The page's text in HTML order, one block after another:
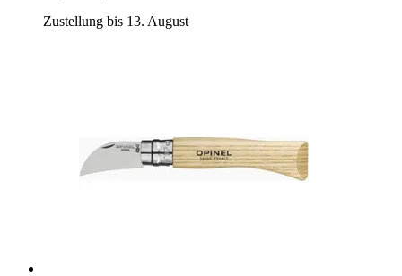
Zustellung bis 13. August